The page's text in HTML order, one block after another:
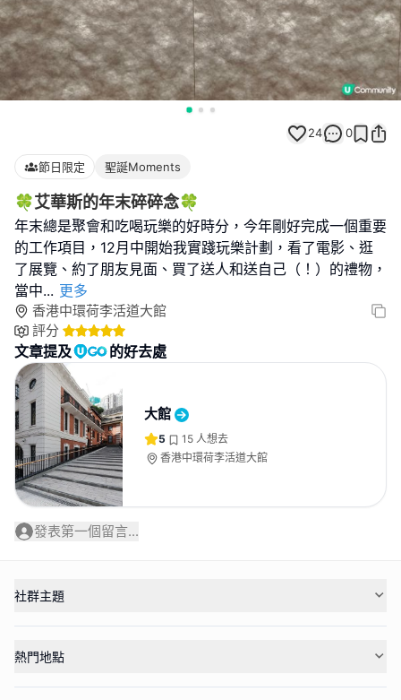
24 0
節日限定 聖誕Moments
🍀艾華斯的年末碎碎念🍀
年末總是聚會和吃喝玩樂的好時分，今年剛好完成一個重要
的工作項目，12月中開始我實踐玩樂計劃，看了電影、逛
了展覽、約了朋友見面、買了送人和送自己（！）的禮物，
當中... 更多
香港中環荷李活道大館
評分
文章提及 的好去處
大館
5 15 人想去
香港中環荷李活道大館
發表第一個留言...
社群主題
熱門地點